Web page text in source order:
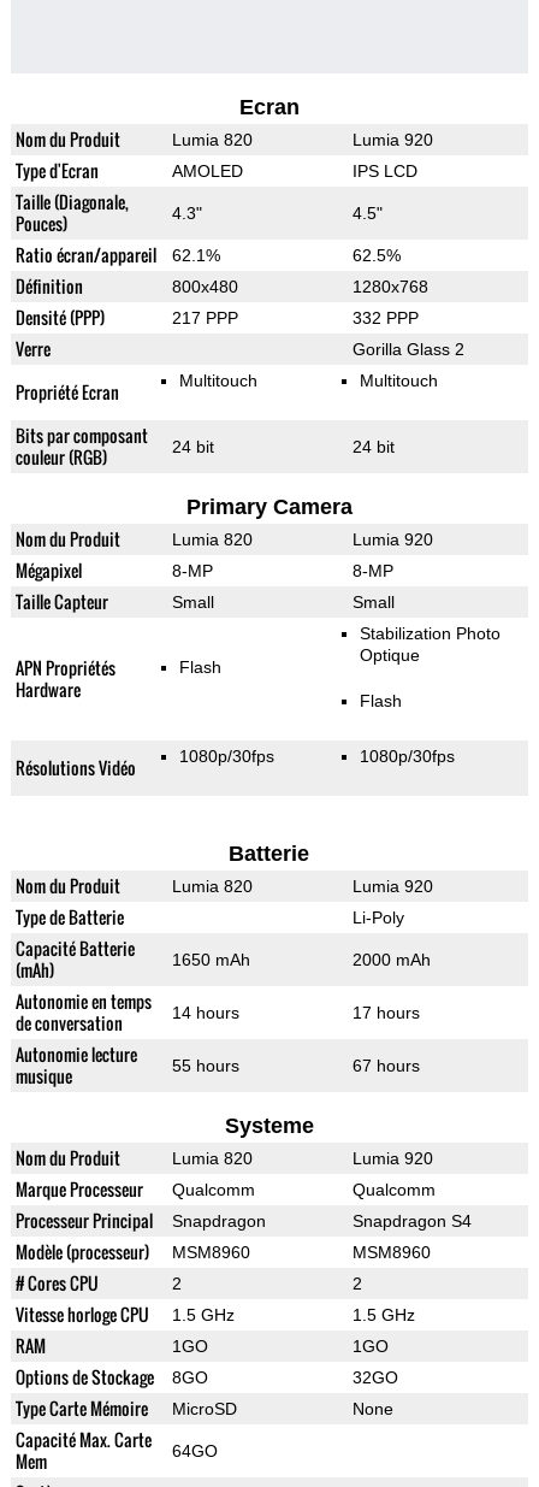
Ecran
Nom du Produit Lumia 820 Lumia 920
Type d'Ecran AMOLED IPS LCD
Taille (Diagonale,
Pouces)
4.3" 4.5"
Ratio écran/appareil 62.1% 62.5%
Définition 800x480 1280x768
Densité (PPP) 217 PPP 332 PPP
Verre Gorilla Glass 2
Propriété Ecran Multitouch Multitouch
Bits par composant
couleur (RGB)
24 bit 24 bit
Primary Camera
Nom du Produit Lumia 820 Lumia 920
Mégapixel 8-MP 8-MP
Taille Capteur Small Small
APN Propriétés
Hardware
Flash
Stabilization Photo
Optique
Flash
Résolutions Vidéo 1080p/30fps 1080p/30fps
Batterie
Nom du Produit Lumia 820 Lumia 920
Type de Batterie Li-Poly
Capacité Batterie
(mAh)
1650 mAh 2000 mAh
Autonomie en temps
de conversation
14 hours 17 hours
Autonomie lecture
musique
55 hours 67 hours
Systeme
Nom du Produit Lumia 820 Lumia 920
Marque Processeur Qualcomm Qualcomm
Processeur Principal Snapdragon Snapdragon S4
Modèle (processeur) MSM8960 MSM8960
# Cores CPU 2 2
Vitesse horloge CPU 1.5 GHz 1.5 GHz
RAM 1GO 1GO
Options de Stockage 8GO 32GO
Type Carte Mémoire MicroSD None
Capacité Max. Carte
Mem
64GO